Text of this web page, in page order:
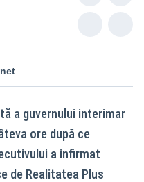
a guvernului interimar
ore după ce
a infirmat
de Realitatea Plus